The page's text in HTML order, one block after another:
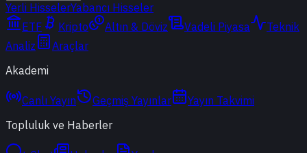
Yerli HisselerYabancı Hisseler
ETF
Kripto Altın & Döviz Vadeli Piyasa
Teknik
Analiz
Araçlar
Akademi
Canlı Yayın Geçmiş Yayınlar
Yayın Takvimi
Topluluk ve Haberler